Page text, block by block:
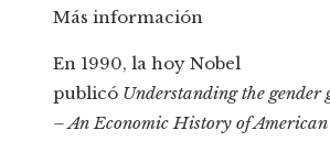
Más información
En 1990, la hoy Nobel
publicó Understanding the gender
– An Economic History of American